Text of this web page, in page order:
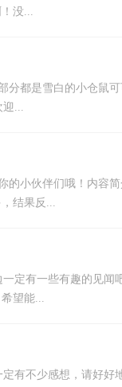
没...
都是雪白的小仓鼠可
迎...
小伙伴们哦！内容简
结果反...
定有一些有趣的见闻
望能...
有不少感想，请好好